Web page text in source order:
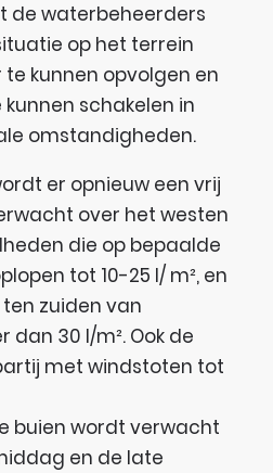
de waterbeheerders
op het terrein
kunnen opvolgen en
schakelen in
omstandigheden.
er opnieuw een vrij
over het westen
die op bepaalde
tot 10-25 l/ m², en
zuiden van
dan 30 l/m². Ook de
met windstoten tot
buien wordt verwacht
en de late